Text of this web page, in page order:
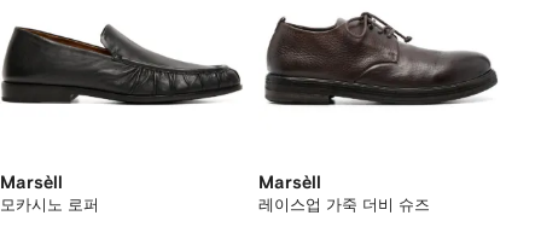
Marsèll
모카시노 로퍼
Marsèll
레이스업 가죽 더비 슈즈